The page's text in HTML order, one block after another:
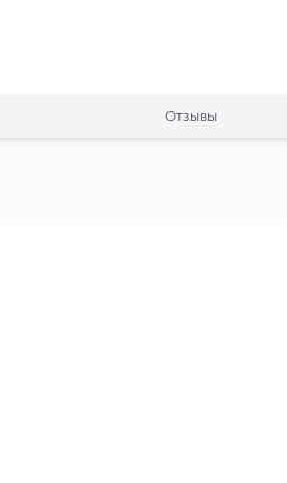
Отзывы